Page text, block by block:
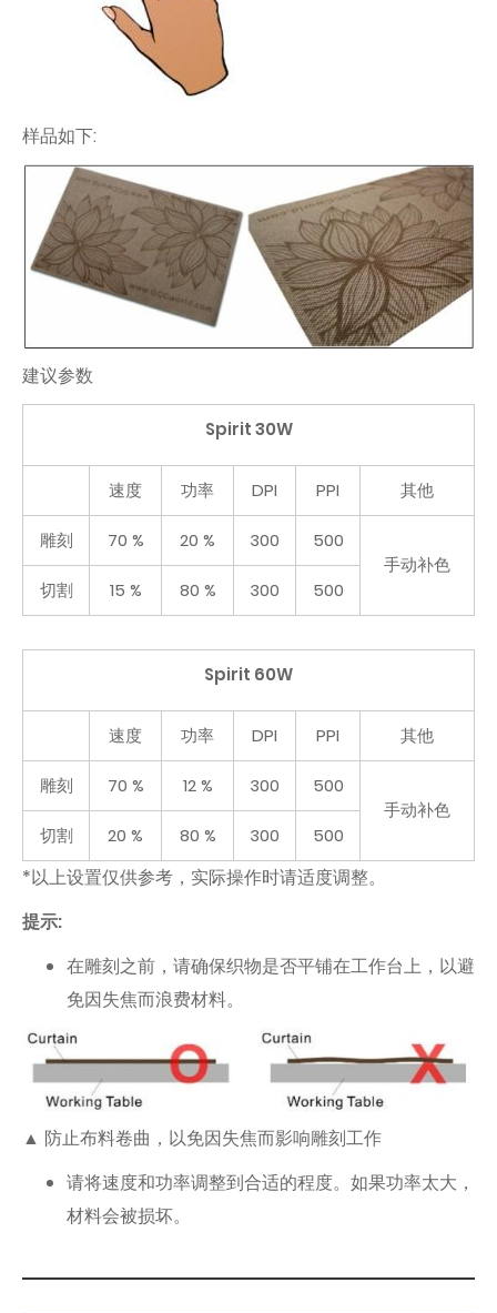
样品如下:
建议参数
Spirit 30W
速度 功率 DPI PPI 其他
雕刻 70 % 20 % 300
500
手动补色
切割
15 % 80 % 300 500
Spirit 60W
速度 功率 DPI PPI 其他
雕刻 70 % 12 % 300
500
手动补色
切割
20 % 80 % 300 500
*以上设置仅供参考，实际操作时请适度调整。
提示:
在雕刻之前，请确保织物是否平铺在工作台上，以避
免因失焦而浪费材料。
▲ 防止布料卷曲，以免因失焦而影响雕刻工作
请将速度和功率调整到合适的程度。如果功率太大，
材料会被损坏。